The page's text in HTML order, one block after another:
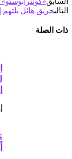
التاليحريق هائل يلتهم
ذات الصلة